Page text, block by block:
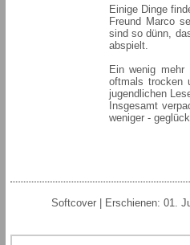
Einige Dinge
Freund Marco
sind so dünn,
abspielt.
Ein wenig
oftmals trocken
jugendlichen
Insgesamt
weniger -
Softcover | Erschienen: 01.